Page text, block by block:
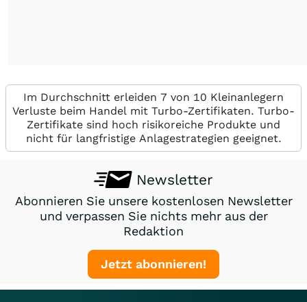
Im Durchschnitt erleiden 7 von 10 Kleinanlegern
Verluste beim Handel mit Turbo-Zertifikaten. Turbo-
Zertifikate sind hoch risikoreiche Produkte und
nicht für langfristige Anlagestrategien geeignet.
Newsletter
Abonnieren Sie unsere kostenlosen Newsletter
und verpassen Sie nichts mehr aus der
Redaktion
Jetzt abonnieren!